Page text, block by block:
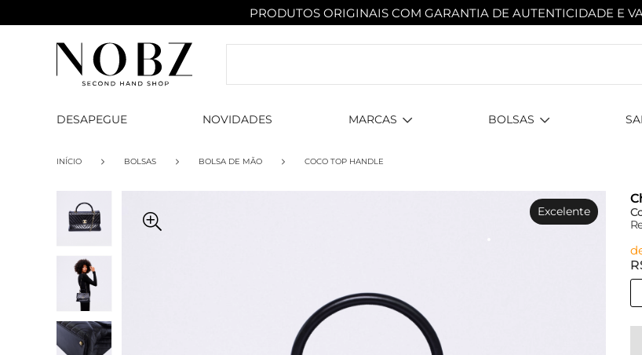
PRODUTOS ORIGINAIS COM GARANTIA DE AUTENTICIDADE E
DESAPEGUE NOVIDADES MARCAS BOLSAS
INÍCIO BOLSAS BOLSA DE MÃO COCO TOP HANDLE
Excelente